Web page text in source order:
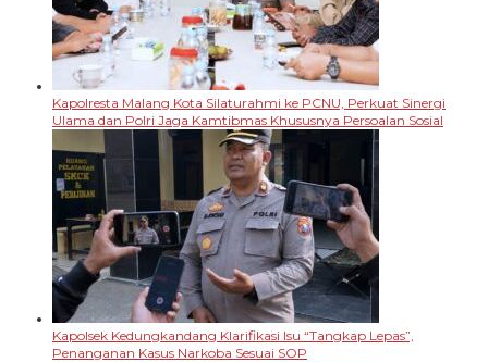
Kapolresta Malang Kota Silaturahmi ke PCNU, Perkuat Sinergi
Ulama dan Polri Jaga Kamtibmas Khususnya Persoalan Sosial
Kapolsek Kedungkandang Klarifikasi Isu “Tangkap Lepas”,
Penanganan Kasus Narkoba Sesuai SOP